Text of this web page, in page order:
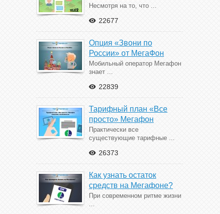
Несмотря на то, что ...
22677
Опция «Звони по
России» от МегаФон
Мобильный оператор Мегафон
знает ...
22839
Тарифный план «Все
просто» Мегафон
Практически все
существующие тарифные ...
26373
Как узнать остаток
средств на Мегафоне?
При современном ритме жизни